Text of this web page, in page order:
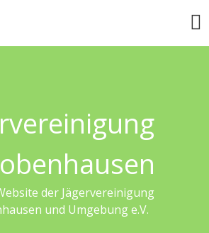
der Jägervereinigung
und Umgebung e.V.